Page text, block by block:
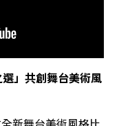
」共創舞台美術風